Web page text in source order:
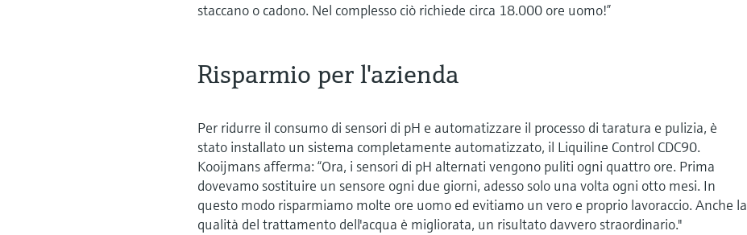
staccano o cadono. Nel complesso ciò richiede circa 18.000 ore uomo!”
Risparmio per l'azienda
Per ridurre il consumo di sensori di pH e automatizzare il processo di taratura e pulizia, è
stato installato un sistema completamente automatizzato, il Liquiline Control CDC90.
Kooijmans afferma: “Ora, i sensori di pH alternati vengono puliti ogni quattro ore. Prima
dovevamo sostituire un sensore ogni due giorni, adesso solo una volta ogni otto mesi. In
questo modo risparmiamo molte ore uomo ed evitiamo un vero e proprio lavoraccio. Anche la
qualità del trattamento dell'acqua è migliorata, un risultato davvero straordinario."